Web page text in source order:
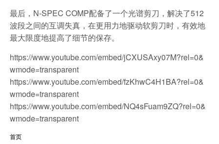
最后，N-SPEC COMP配备了一个光谱剪刀，解决了512
波段之间的互调失真，在更用力地驱动软剪刀时，有效地
最大限度地提高了细节的保存。
https://www.youtube.com/embed/jCXUSAxy07M?rel=0&
wmode=transparent
https://www.youtube.com/embed/fzKhwC4H1BA?rel=0&
wmode=transparent
https://www.youtube.com/embed/NQ4sFuam9ZQ?rel=0&
wmode=transparent
首页